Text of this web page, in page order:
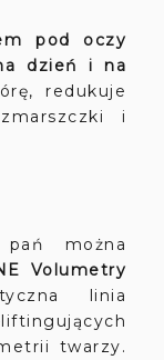
pod oczy
dzień i na
redukuje
i
można
Volumetry
linia
twarzy.